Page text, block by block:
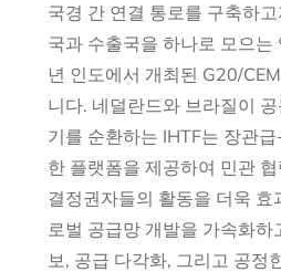
국경 간 연결 통로를 구축하
국과 수출국을 하나로 모으
년 인도에서 개최된 G20/
니다. 네덜란드와 브라질이
기를 순환하는 IHTF는 장관
한 플랫폼을 제공하여 민관
결정권자들의 활동을 더욱 효
로벌 공급망 개발을 가속화하
보, 공급 다각화, 그리고 공정